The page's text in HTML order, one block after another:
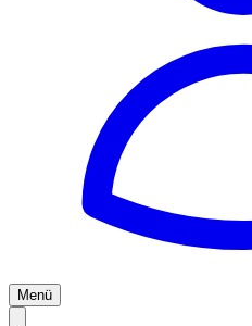
Menü